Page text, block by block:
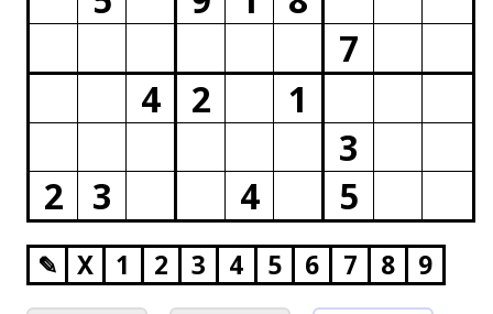
7
4
2
1
3
2
3 4 5
✎ X 1 2 3 4 5 6 7 8 9